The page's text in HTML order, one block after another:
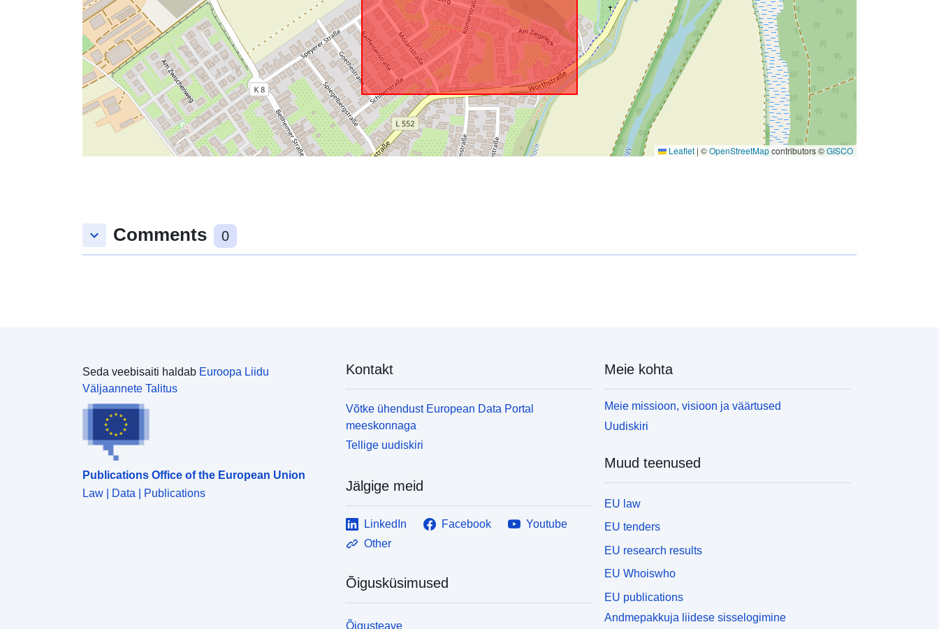
Leaflet | ©OpenStreetMapcontributors ©GISCO
keyboard_arrow_down Comments 0
Seda veebisaiti haldab Euroopa Liidu
Väljaannete Talitus
Publications Office of the European Union
Law | Data | Publications
Kontakt
Võtke ühendust European Data Portal
meeskonnaga
Tellige uudiskiri
Jälgige meid
LinkedIn Facebook
Youtube
Other
Õigusküsimused
Õigusteave
Meie kohta
Meie missioon, visioon ja väärtused
Uudiskiri
Muud teenused
EU law
EU tenders
EU research results
EU Whoiswho
EU publications
Andmepakkuja liidese sisselogimine